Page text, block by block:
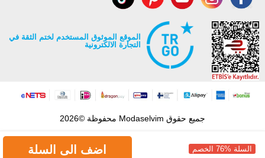
السلة %76 الخصم اضف الى السلة
الموقع الموثوق المستخدم لختم الثقة في
التجارة الالكترونية
جميع حقوق Modaselvim محفوظة ©2026
Prepared by